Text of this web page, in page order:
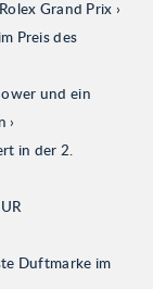
Grand Prix
Preis des
und ein
in der 2.
Duftmarke im